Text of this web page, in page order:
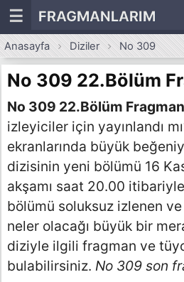
☰ FRAGMANLARIM
Anasayfa Diziler No 309
No 309 22.Bölüm
No 309 22.Bölüm
izleyiciler için yayınlandı
ekranlarında büyük
dizisinin yeni bölümü 16
akşamı saat 20.00
bölümü soluksuz izlenen
neler olacağı büyük bir
diziyle ilgili fragman ve
bulabilirsiniz. No 309 son